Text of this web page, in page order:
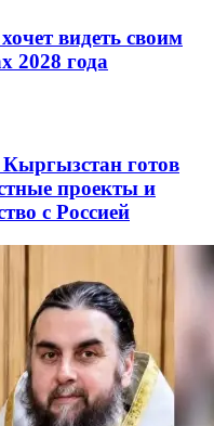
видеть своим
2028 года
готов
проекты и
с Россией